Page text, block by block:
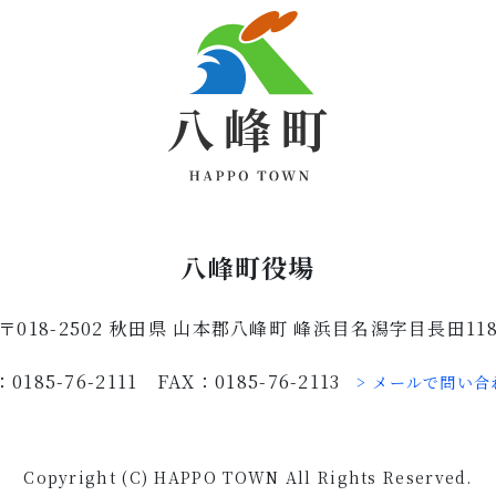
八峰町役場
018-2502 秋田県 山本郡八峰町 峰浜目名潟字目長田118
0185-76-2111 FAX：0185-76-2113 > メールで問い合
Copyright (C) HAPPO TOWN All Rights Reserved.